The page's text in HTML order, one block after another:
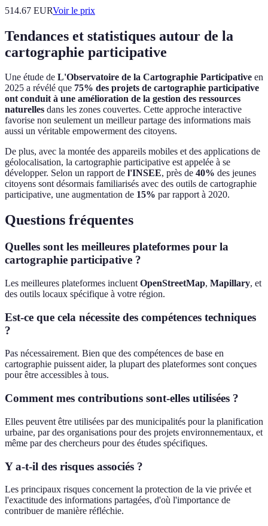
514.67 EURVoir le prix
Tendances et statistiques autour de la
cartographie participative
Une étude de L'Observatoire de la Cartographie Participative en
2025 a révélé que 75% des projets de cartographie participative
ont conduit à une amélioration de la gestion des ressources
naturelles dans les zones couvertes. Cette approche interactive
favorise non seulement un meilleur partage des informations mais
aussi un véritable empowerment des citoyens.
De plus, avec la montée des appareils mobiles et des applications de
géolocalisation, la cartographie participative est appelée à se
développer. Selon un rapport de l'INSEE, près de 40% des jeunes
citoyens sont désormais familiarisés avec des outils de cartographie
participative, une augmentation de 15% par rapport à 2020.
Questions fréquentes
Quelles sont les meilleures plateformes pour la
cartographie participative ?
Les meilleures plateformes incluent OpenStreetMap, Mapillary, et
des outils locaux spécifique à votre région.
Est-ce que cela nécessite des compétences techniques
?
Pas nécessairement. Bien que des compétences de base en
cartographie puissent aider, la plupart des plateformes sont conçues
pour être accessibles à tous.
Comment mes contributions sont-elles utilisées ?
Elles peuvent être utilisées par des municipalités pour la planification
urbaine, par des organisations pour des projets environnementaux, et
même par des chercheurs pour des études spécifiques.
Y a-t-il des risques associés ?
Les principaux risques concernent la protection de la vie privée et
l'exactitude des informations partagées, d'où l'importance de
contribuer de manière réfléchie.